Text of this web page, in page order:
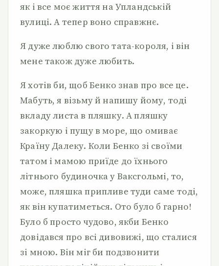
як і все моє життя на Упландській
вулиці. А тепер воно справжнє.
Я дуже люблю свого тата-короля, і він
мене також дуже любить.
Я хотів би, щоб Бенко знав про все це.
Мабуть, я візьму й напишу йому, тоді
вкладу листа в пляшку. А пляшку
закоркую і пущу в море, що омиває
Країну Далеку. Коли Бенко зі своїми
татом і мамою приїде до їхнього
літнього будиночка у Ваксгольмі, то,
може, пляшка припливе туди саме тоді,
як він купатиметься. Ото було б гарно!
Було б просто чудово, якби Бенко
довідався про всі дивовижі, що сталися
зі мною. Він міг би подзвонити